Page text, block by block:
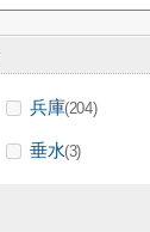
兵庫(204)
垂水(3)